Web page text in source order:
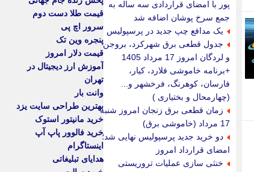
پور با امضای قراردادی سه ساله به
جمع سرخ پوشان اضافه شد
یک مدافع چپ جدید در پرسپولیس
جدول قطعی برق شهرکرد، بروجن
و لردگان امروز 17 مرداد 1405
+برنامه خاموشی فلارد، کیار،
فارسان، کوهرنگ، فرخشهر و...
(چهارمحال و بختیاری )
زمان قطعی برق زنجان امروز شنبه
17 مرداد (خاموشی برق)
دو خرید جدید پرسپولیس نهایی شد؛
امضای قرارداد امروز
خنثی سازی عملیات تروریستی
قیمت طلا دست دوم
سرور اچ پی
پنجره وین تک
قیمت دلار امروز
آموزش ارز دیجیتال در
تهران
وانت بار
بهترین طراحی سایت یزد
خرید مانیتور استوک
خرید فالوور پاپ آپ
اینستاگرام
هدایای تبلیغاتی